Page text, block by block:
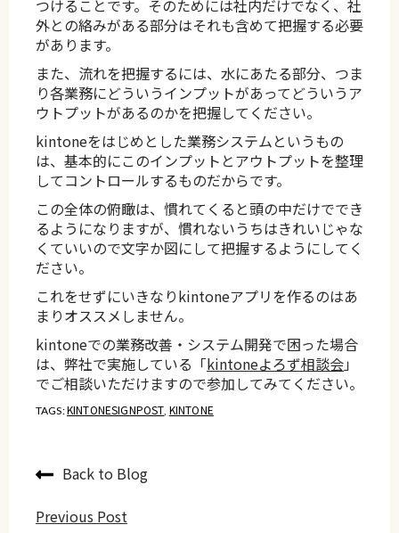
つけることです。そのためには社内だけでなく、社
外との絡みがある部分はそれも含めて把握する必要
があります。
また、流れを把握するには、水にあたる部分、つま
り各業務にどういうインプットがあってどういうア
ウトプットがあるのかを把握してください。
kintoneをはじめとした業務システムというもの
は、基本的にこのインプットとアウトプットを整理
してコントロールするものだからです。
この全体の俯瞰は、慣れてくると頭の中だけででき
るようになりますが、慣れないうちはきれいじゃな
くていいので文字か図にして把握するようにしてく
ださい。
これをせずにいきなりkintoneアプリを作るのはあ
まりオススメしません。
kintoneでの業務改善・システム開発で困った場合
は、弊社で実施している「kintoneよろず相談会」
でご相談いただけますので参加してみてください。
TAGS:KINTONESIGNPOST, KINTONE
Back to Blog
Previous Post